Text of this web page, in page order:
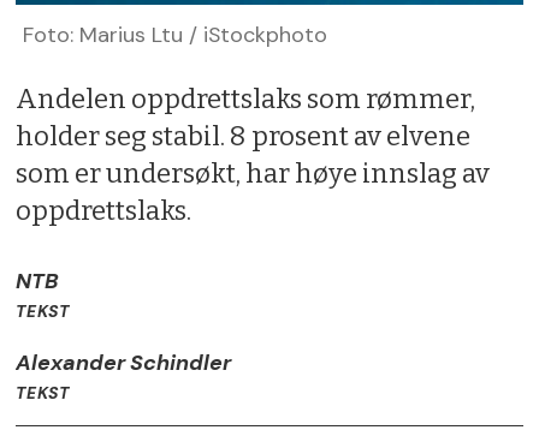
Foto: Marius Ltu / iStockphoto
Andelen oppdrettslaks som rømmer,
holder seg stabil. 8 prosent av elvene
som er undersøkt, har høye innslag av
oppdrettslaks.
NTB
TEKST
Alexander Schindler
TEKST